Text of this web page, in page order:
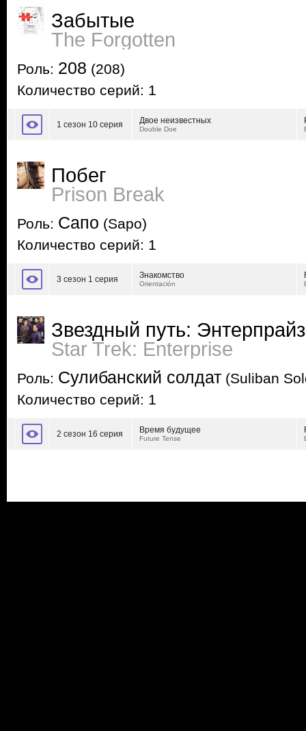
Забытые
The Forgotten
Роль: 208 (208)
Количество серий: 1
1 сезон 10 серия Двое неизвестных
Double Doe
Побег
Prison Break
Роль: Сапо (Sapo)
Количество серий: 1
3 сезон 1 серия Знакомство
Orientación
Звездный путь: Энтерпрайз
Star Trek: Enterprise
Роль: Сулибанский солдат (Suliban
Количество серий: 1
2 сезон 16 серия Время будущее
Future Tense